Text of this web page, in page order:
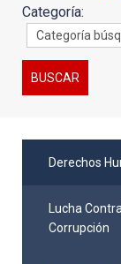
Categoría:
Derechos
Lucha
Corrupción